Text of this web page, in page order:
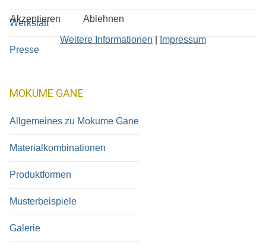
Werkstatt
Presse
MOKUME GANE
Allgemeines zu Mokume Gane
Materialkombinationen
Produktformen
Musterbeispiele
Galerie
Akzeptieren Ablehnen
Weitere Informationen Impressum